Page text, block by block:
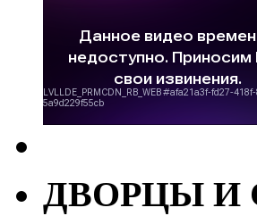
ДВОРЦЫ И